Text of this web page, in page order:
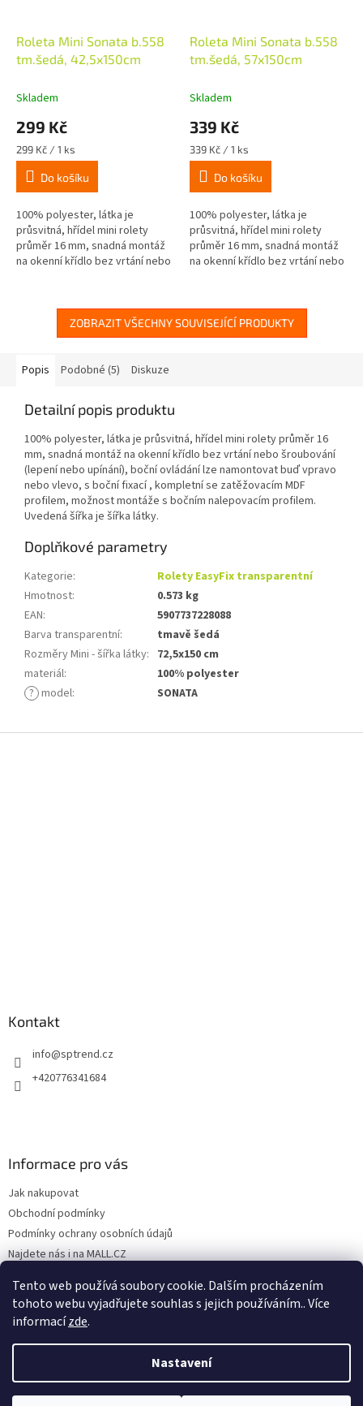
Tento web používá soubory cookie. Dalším procházením
tohoto webu vyjadřujete souhlas s jejich používáním.. Více
informacízde.
Nastavení
Roleta Mini Sonata b.558
tm.šedá, 42,5x150cm
Skladem
299 Kč
Měrná
cena:
299 Kč / 1 ks
Do košíku
100% polyester, látka je
průsvitná, hřídel mini rolety
průměr 16 mm, snadná montáž
na okenní křídlo bez vrtání nebo
Roleta Mini Sonata b.558
tm.šedá, 57x150cm
Skladem
339 Kč
Měrná
cena:
339 Kč / 1 ks
Do košíku
100% polyester, látka je
průsvitná, hřídel mini rolety
průměr 16 mm, snadná montáž
na okenní křídlo bez vrtání nebo
ZOBRAZIT VŠECHNY SOUVISEJÍCÍ PRODUKTY
Popis Podobné (5) Diskuze
Detailní popis produktu
100% polyester, látka je průsvitná, hřídel mini rolety průměr 16
mm, snadná montáž na okenní křídlo bez vrtání nebo šroubování
(lepení nebo upínání), boční ovládání lze namontovat buď vpravo
nebo vlevo, s boční fixací , kompletní se zatěžovacím MDF
profilem, možnost montáže s bočním nalepovacím profilem.
Uvedená šířka je šířka látky.
Doplňkové parametry
Kategorie:
Rolety EasyFix transparentní
Hmotnost:
0.573 kg
EAN:
5907737228088
Barva transparentní:
tmavě šedá
Rozměry Mini - šířka látky: 72,5x150 cm
materiál:
100% polyester
? model: SONATA
Kontakt
info@sptrend.cz
+420776341684
Informace pro vás
Jak nakupovat
Obchodní podmínky
Podmínky ochrany osobních údajů
Najdete nás i na MALL.CZ
Formulář pro uplatnění reklamace
Vytvořil Shoptet